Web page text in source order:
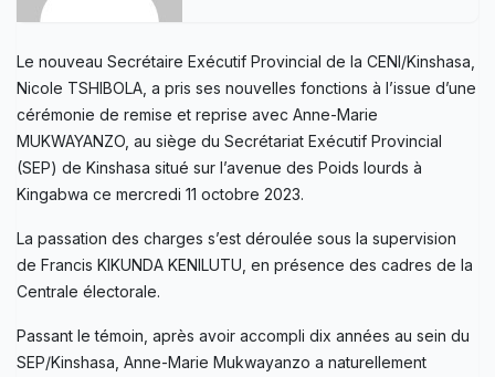
Le nouveau Secrétaire Exécutif Provincial de la CENI/Kinshasa,
Nicole TSHIBOLA, a pris ses nouvelles fonctions à l’issue d’une
cérémonie de remise et reprise avec Anne-Marie
MUKWAYANZO, au siège du Secrétariat Exécutif Provincial
(SEP) de Kinshasa situé sur l’avenue des Poids lourds à
Kingabwa ce mercredi 11 octobre 2023.
La passation des charges s’est déroulée sous la supervision
de Francis KIKUNDA KENILUTU, en présence des cadres de la
Centrale électorale.
Passant le témoin, après avoir accompli dix années au sein du
SEP/Kinshasa, Anne-Marie Mukwayanzo a naturellement